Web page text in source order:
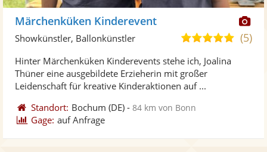
Märchenküken Kinderevent
5,0(5)
Showkünstler, Ballonkünstler
Hinter Märchenküken Kinderevents stehe ich, Joalina
Thüner eine ausgebildete Erzieherin mit großer
Leidenschaft für kreative Kinderaktionen auf ...
Standort: Bochum (DE) -84 km von Bonn
Gage: auf Anfrage